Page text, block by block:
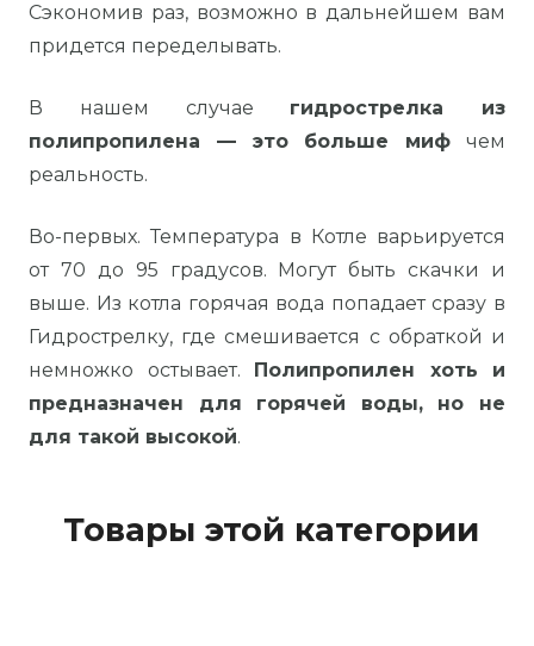
Сэкономив раз, возможно в дальнейшем вам
придется переделывать.
В нашем случае гидрострелка из
полипропилена — это больше миф чем
реальность.
Во-первых. Температура в Котле варьируется
от 70 до 95 градусов. Могут быть скачки и
выше. Из котла горячая вода попадает сразу в
Гидрострелку, где смешивается с обраткой и
немножко остывает. Полипропилен хоть и
предназначен для горячей воды, но не
для такой высокой.
Товары этой категории